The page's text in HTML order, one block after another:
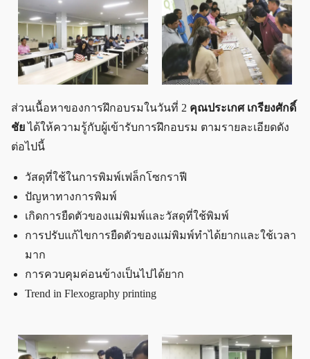
ส่วนเนื้อหาของการฝึกอบรมในวันที่ 2 คุณประเกศ เกรียงศักดิ์
ชัยได้ให้ความรู้กับผู้เข้ารับการฝึกอบรม ตามรายละเอียดดัง
ต่อไปนี้
วัสดุที่ใช้ในการพิมพ์เฟล็กโซกราฟี
ปัญหาทางการพิมพ์
เกิดการยืดตัวของแม่พิมพ์และวัสดุที่ใช้พิมพ์
การปรับแก้ไขการยืดตัวของแม่พิมพ์ทำได้ยากและใช้เวลา
มาก
การควบคุมค่อนข้างเป็นไปได้ยาก
Trend in Flexography printing